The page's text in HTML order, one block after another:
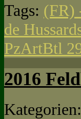
Tags: (FR)
de
PzArtBtl
2016
Kategorien: